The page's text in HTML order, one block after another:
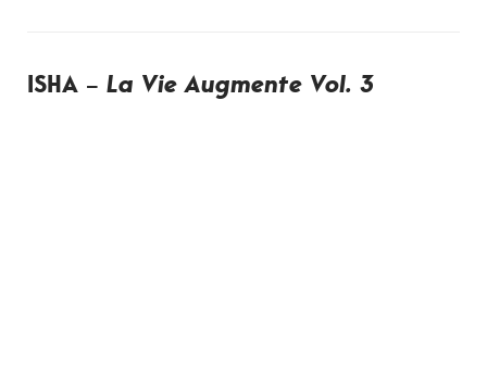
ISHA – La Vie Augmente Vol. 3